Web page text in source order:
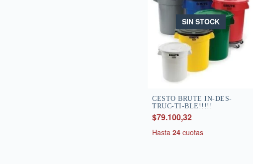
SIN STOCK
CESTO BRUTE IN-DES-
TRUC-TI-BLE!!!!!
$79.100,32
Hasta 24 cuotas